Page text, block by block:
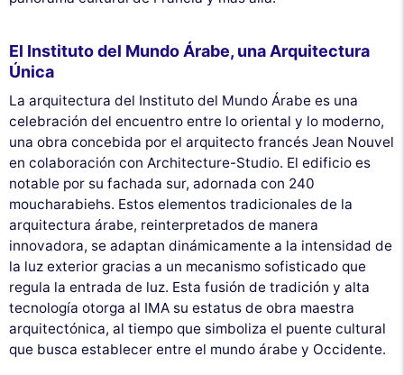
El Instituto del Mundo Árabe, una Arquitectura
Única
La arquitectura del Instituto del Mundo Árabe es una
celebración del encuentro entre lo oriental y lo moderno,
una obra concebida por el arquitecto francés Jean Nouvel
en colaboración con Architecture-Studio. El edificio es
notable por su fachada sur, adornada con 240
moucharabiehs. Estos elementos tradicionales de la
arquitectura árabe, reinterpretados de manera
innovadora, se adaptan dinámicamente a la intensidad de
la luz exterior gracias a un mecanismo sofisticado que
regula la entrada de luz. Esta fusión de tradición y alta
tecnología otorga al IMA su estatus de obra maestra
arquitectónica, al tiempo que simboliza el puente cultural
que busca establecer entre el mundo árabe y Occidente.